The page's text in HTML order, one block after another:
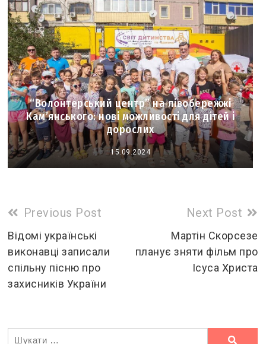
“Волонтерський центр” на лівобережжі
Кам’янського: нові можливості для дітей і
дорослих
15.09.2024
Read
more
articles
Previous Post
Відомі українські
виконавці записали
спільну пісню про
захисників України
Next Post
Мартін Скорсезе
планує зняти фільм про
Ісуса Христа
Ви